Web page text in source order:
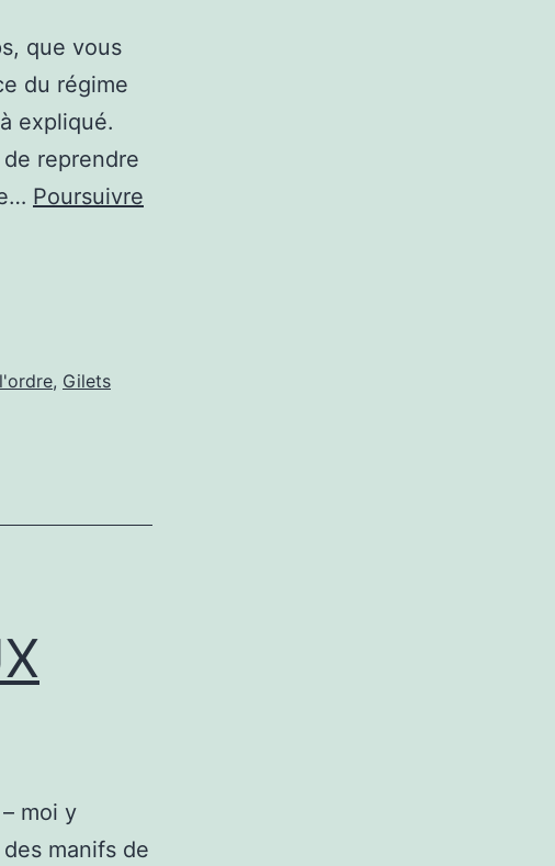
que vous
du régime
expliqué.
reprendre
Poursuivre
, Gilets
moi y
manifs de